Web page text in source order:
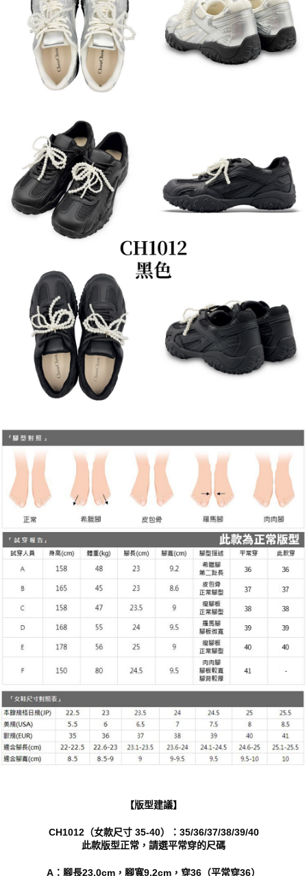
【版型建議】
CH1012（女款尺寸 35-40）：35/36/37/38/39/40
此款版型正常，請選平常穿的尺碼
A：腳長23.0cm，腳寬9.2cm，穿36（平常穿36）